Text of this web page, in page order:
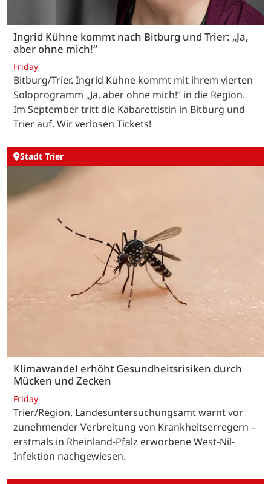
Ingrid Kühne kommt nach Bitburg und Trier: „Ja,
aber ohne mich!“
Friday
Bitburg/Trier. Ingrid Kühne kommt mit ihrem vierten
Soloprogramm „Ja, aber ohne mich!“ in die Region.
Im September tritt die Kabarettistin in Bitburg und
Trier auf. Wir verlosen Tickets!
Stadt Trier
Klimawandel erhöht Gesundheitsrisiken durch
Mücken und Zecken
Friday
Trier/Region. Landesuntersuchungsamt warnt vor
zunehmender Verbreitung von Krankheitserregern –
erstmals in Rheinland-Pfalz erworbene West-Nil-
Infektion nachgewiesen.